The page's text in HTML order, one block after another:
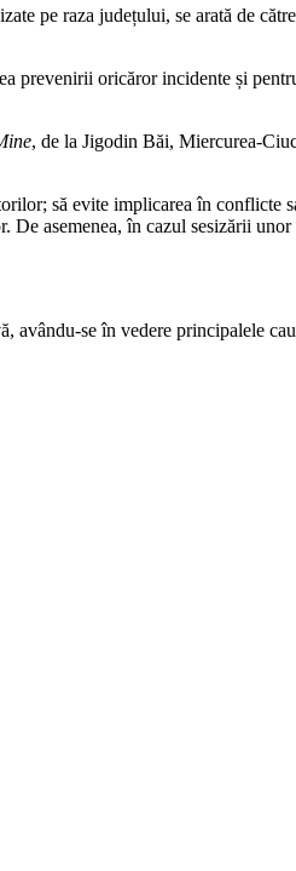
pe raza județului, se arată de
prevenirii oricăror incidente și
, de la Jigodin Băi, Miercurea-
să evite implicarea în conflicte
De asemenea, în cazul sesizării
se în vedere principalele